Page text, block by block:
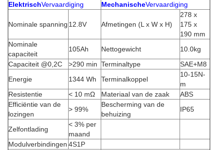
ElektrischVervaardiging MechanischeVervaardiging
Nominale spanning 12.8V Afmetingen (L x W x H)
278 x
175 x
190 mm
Nominale
capaciteit
105Ah Nettogewicht
10.0kg
Capaciteit @0,2C
>290 min Terminaltype
SAE+M8
Energie
1344 Wh Terminalkoppel
10-15N-
m
Resistentie
< 10 mΩ Materiaal van de zaak
ABS
Efficiëntie van de
lozingen
> 99%
Bescherming van de
behuizing
IP65
Zelfontlading
< 3% per
maand
Modulverbindingen 4S1P